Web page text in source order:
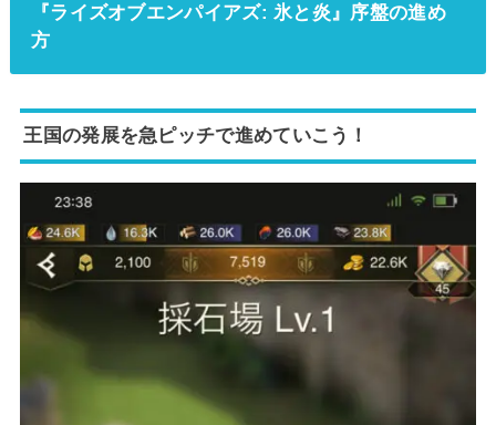
『ライズオブエンパイアズ: 氷と炎』序盤の進め
方
王国の発展を急ピッチで進めていこう！